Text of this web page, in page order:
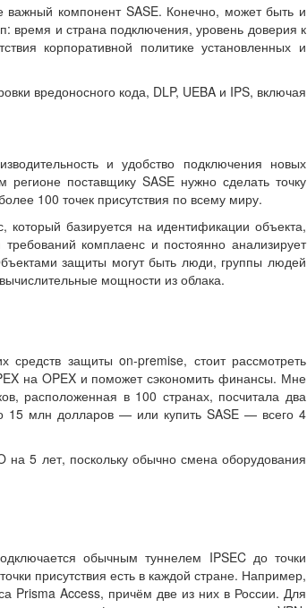
важный компонент SASE. Конечно, может быть и
время и страна подключения, уровень доверия к
корпоративной политике установленных и
вредоносного кода, DLP, UEBA и IPS, включая
и удобство подключения новых
поставщику SASE нужно сделать точку
100 точек присутствия по всему миру.
который базируется на идентификации объекта,
требований комплаенс и постоянно анализирует
защиты могут быть люди, группы людей
мощности из облака.
защиты on-premise, стоит рассмотреть
на OPEX и поможет сэкономить финансы. Мне
расположенная в 100 странах, посчитала два
15 млн долларов — или купить SASE — всего 4
на 5 лет, поскольку обычно смена оборудования
обычным туннелем IPSEC до точки
присутствия есть в каждой стране. Например,
Prisma Access, причём две из них в России. Для